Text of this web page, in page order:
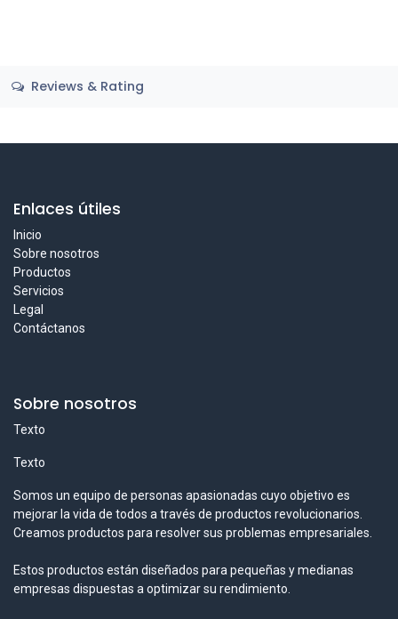
Reviews & Rating
Enlaces útiles
Inicio
Sobre nosotros
Productos
Servicios
Legal
Contáctanos
Sobre nosotros
Texto
Texto
Somos un equipo de personas apasionadas cuyo objetivo es
mejorar la vida de todos a través de productos revolucionarios.
Creamos productos para resolver sus problemas empresariales.
Estos productos están diseñados para pequeñas y medianas
empresas dispuestas a optimizar su rendimiento.